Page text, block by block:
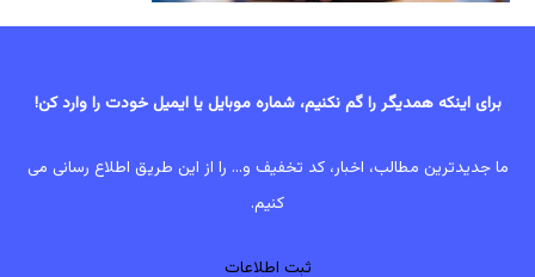
برای اینکه همدیگر را گم نکنیم، شماره موبایل یا ایمیل خودت را وارد کن!
ما جدیدترین مطالب، اخبار، کد تخفیف و... را از این طریق اطلاع رسانی می
کنیم.
ثبت اطلاعات